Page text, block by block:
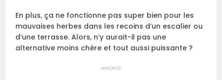
En plus, ça ne fonctionne pas super bien pour les
mauvaises herbes dans les recoins d’un escalier ou
d’une terrasse. Alors, n’y aurait-il pas une
alternative moins chère et tout aussi puissante ?
ANNONCE